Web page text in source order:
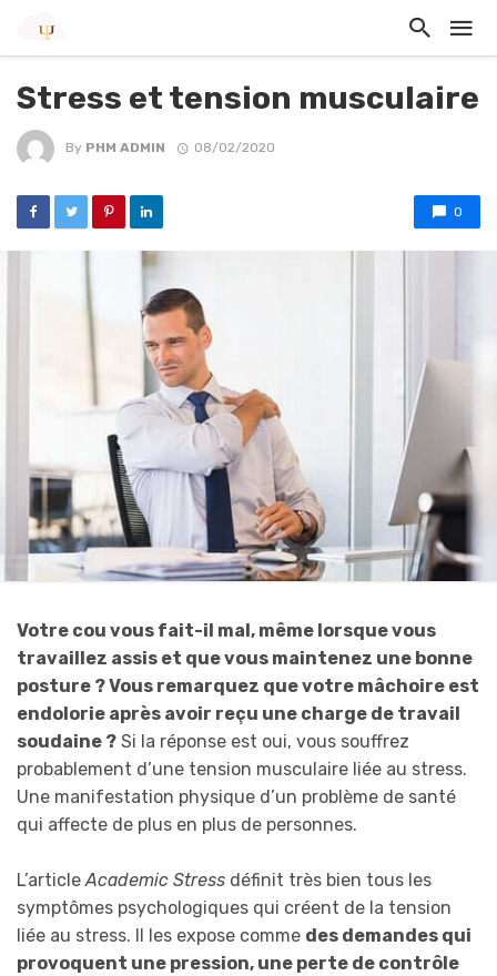
Stress et tension musculaire
By PHM ADMIN 08/02/2020
0
Votre cou vous fait-il mal, même lorsque vous
travaillez assis et que vous maintenez une bonne
posture ? Vous remarquez que votre mâchoire est
endolorie après avoir reçu une charge de travail
soudaine ? Si la réponse est oui, vous souffrez
probablement d’une tension musculaire liée au stress.
Une manifestation physique d’un problème de santé
qui affecte de plus en plus de personnes.
L’articleAcademic Stress définit très bien tous les
symptômes psychologiques qui créent de la tension
liée au stress. Il les expose comme des demandes qui
provoquent une pression, une perte de contrôle